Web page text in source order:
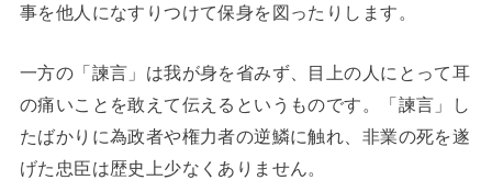
事を他人になすりつけて保身を図ったりします。
一方の「諫言」は我が身を省みず、目上の人にとって耳
の痛いことを敢えて伝えるというものです。「諫言」し
たばかりに為政者や権力者の逆鱗に触れ、非業の死を遂
げた忠臣は歴史上少なくありません。